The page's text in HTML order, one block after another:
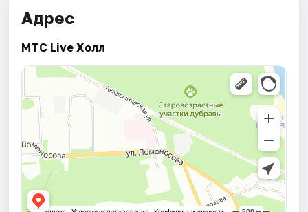
Адрес
МТС Live Холл